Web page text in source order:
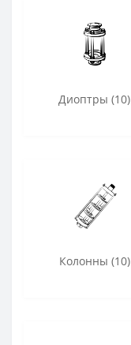
Диоптры (10)
Колонны (10)